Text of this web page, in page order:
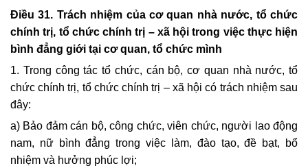
Điều 31. Trách nhiệm của cơ quan nhà nước, tổ chức
chính trị, tổ chức chính trị – xã hội trong việc thực hiện
bình đẳng giới tại cơ quan, tổ chức mình
1. Trong công tác tổ chức, cán bộ, cơ quan nhà nước, tổ
chức chính trị, tổ chức chính trị – xã hội có trách nhiệm sau
đây:
a) Bảo đảm cán bộ, công chức, viên chức, người lao động
nam, nữ bình đẳng trong việc làm, đào tạo, đề bạt, bổ
nhiệm và hưởng phúc lợi;